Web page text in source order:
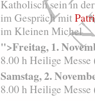
Katholisch sein in
im Gespräch mit
im Kleinen Michel
">Freitag, 1.
8.00 h Heilige Messe
Samstag, 2.
8.00 h Heilige Messe